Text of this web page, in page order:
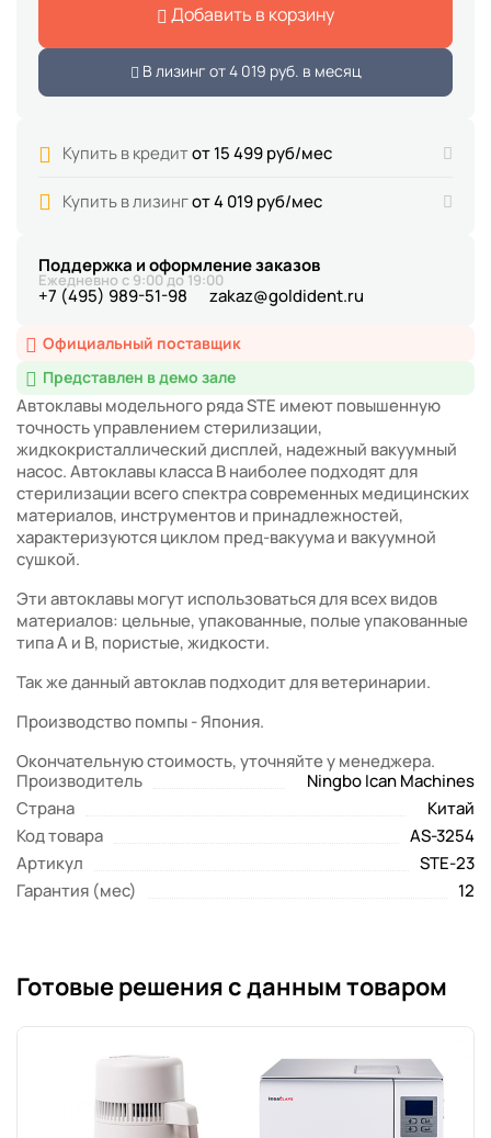
Официальный поставщик
Представлен в демо зале
Автоклавы модельного ряда STE имеют повышенную
точность управлением стерилизации,
жидкокристаллический дисплей, надежный вакуумный
насос. Автоклавы класса B наиболее подходят для
стерилизации всего спектра современных медицинских
материалов, инструментов и принадлежностей,
характеризуются циклом пред-вакуума и вакуумной
сушкой.
Эти автоклавы могут использоваться для всех видов
материалов: цельные, упакованные, полые упакованные
типа A и B, пористые, жидкости.
Так же данный автоклав подходит для ветеринарии.
Производство помпы - Япония.
Окончательную стоимость, уточняйте у менеджера.
Производитель
Ningbo Ican Machines
Страна
Китай
Код товара
AS-3254
Артикул
STE-23
Гарантия (мес)
12
Добавить в корзину
В лизинг от4 019 руб. в месяц
Купить в кредитот 15 499 руб/мес
Купить в лизингот 4 019 руб/мес
Поддержка и оформление заказов
Ежедневно с 9:00 до 19:00
+7 (495) 989-51-98 zakaz@goldident.ru
Готовые решения с данным товаром